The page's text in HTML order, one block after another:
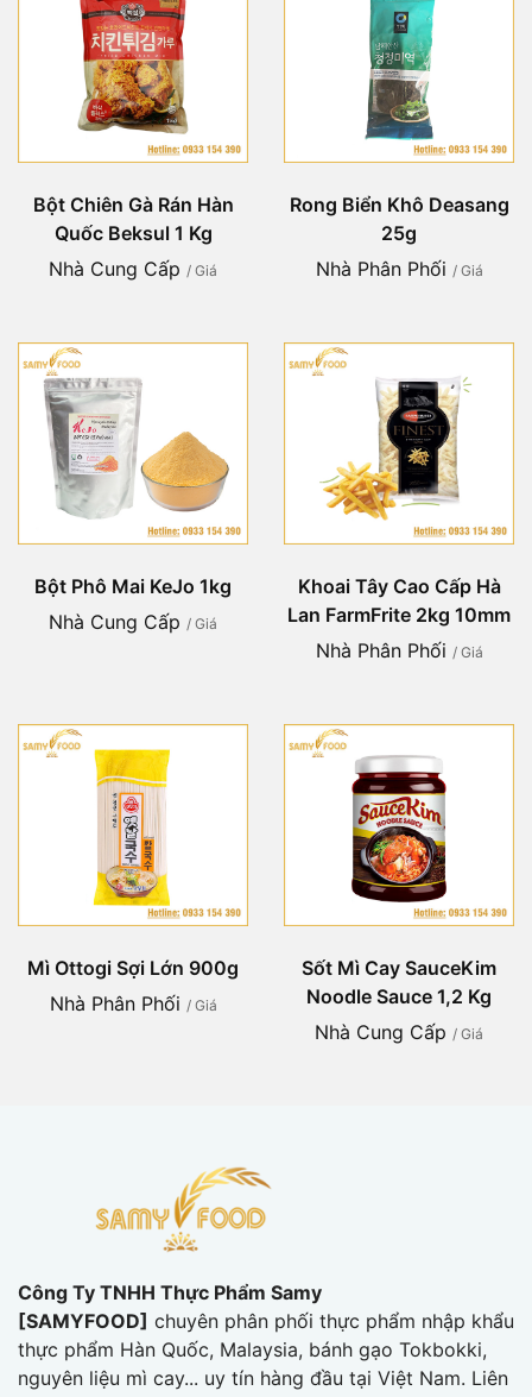
Bột Chiên Gà Rán Hàn
Quốc Beksul 1 Kg
Nhà Cung Cấp / Giá
Rong Biển Khô Deasang
25g
Nhà Phân Phối / Giá
Bột Phô Mai KeJo 1kg
Nhà Cung Cấp / Giá
Khoai Tây Cao Cấp Hà
Lan FarmFrite 2kg 10mm
Nhà Phân Phối / Giá
Mì Ottogi Sợi Lớn 900g
Nhà Phân Phối / Giá
Sốt Mì Cay SauceKim
Noodle Sauce 1,2 Kg
Nhà Cung Cấp / Giá
Công Ty TNHH Thực Phẩm Samy
[SAMYFOOD] chuyên phân phối thực phẩm nhập khẩu
thực phẩm Hàn Quốc, Malaysia, bánh gạo Tokbokki,
nguyên liệu mì cay... uy tín hàng đầu tại Việt Nam. Liên